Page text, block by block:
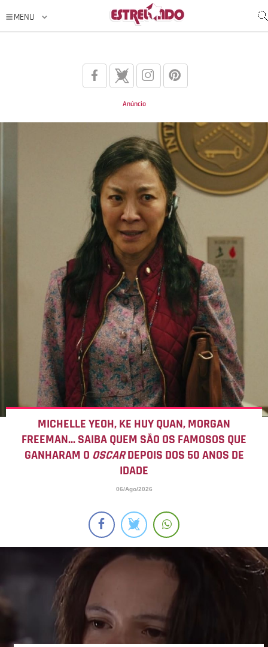
MICHELLE YEOH, KE HUY QUAN, MORGAN
FREEMAN... SAIBA QUEM SÃO OS FAMOSOS QUE
GANHARAM O OSCARDEPOIS DOS 50 ANOS DE
IDADE
06/Ago/2026